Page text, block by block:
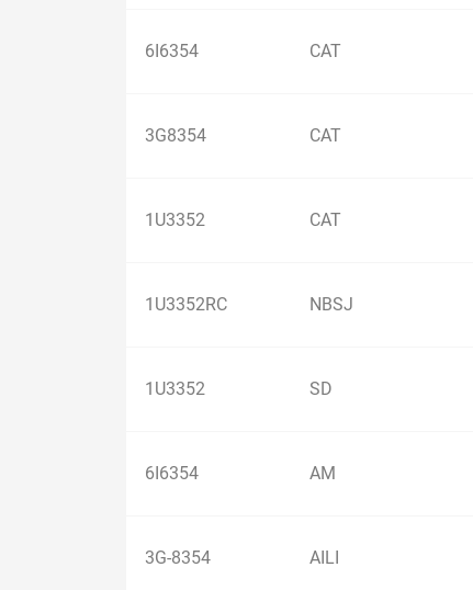
6I6354 CAT
3G8354 CAT
1U3352 CAT
1U3352RC NBSJ
1U3352 SD
6I6354 AM
3G-8354 AILI